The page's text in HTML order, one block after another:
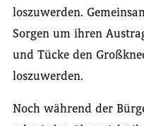
loszuwerden.
Sorgen um ihren
und Tücke den
loszuwerden.
Noch während der